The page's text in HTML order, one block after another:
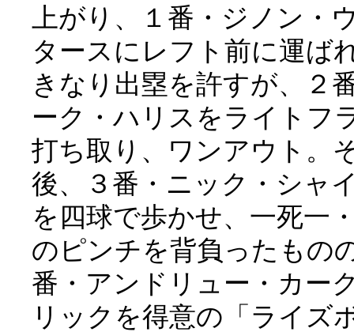
上がり、１番・ジノン・
タースにレフト前に運ば
きなり出塁を許すが、２
ーク・ハリスをライトフ
打ち取り、ワンアウト。
後、３番・ニック・シャ
を四球で歩かせ、一死一
のピンチを背負ったもの
番・アンドリュー・カー
リックを得意の「ライズ